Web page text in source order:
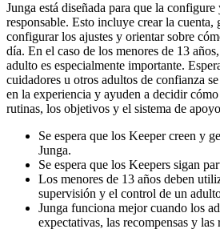
Junga está diseñada para que la
responsable. Esto incluye crear la cuenta,
configurar los ajustes y orientar sobre
día. En el caso de los menores de 13
adulto es especialmente importante.
cuidadores u otros adultos de confianza
en la experiencia y ayuden a decidir
rutinas, los objetivos y el sistema de
Se espera que los Keeper creen y
Junga.
Se espera que los Keepers sigan
Los menores de 13 años deben
supervisión y el control de un
Junga funciona mejor cuando los
expectativas, las recompensas y las